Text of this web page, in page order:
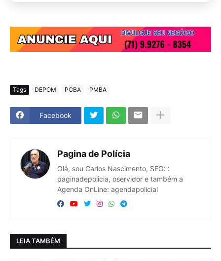
Tags DEPOM PCBA PMBA
Facebook
Pagina de Polícia
Olá, sou Carlos Nascimento, SEO: :
paginadepolicia, oservidor e também a
Agenda OnLine: agendapolicial
LEIA TAMBÉM